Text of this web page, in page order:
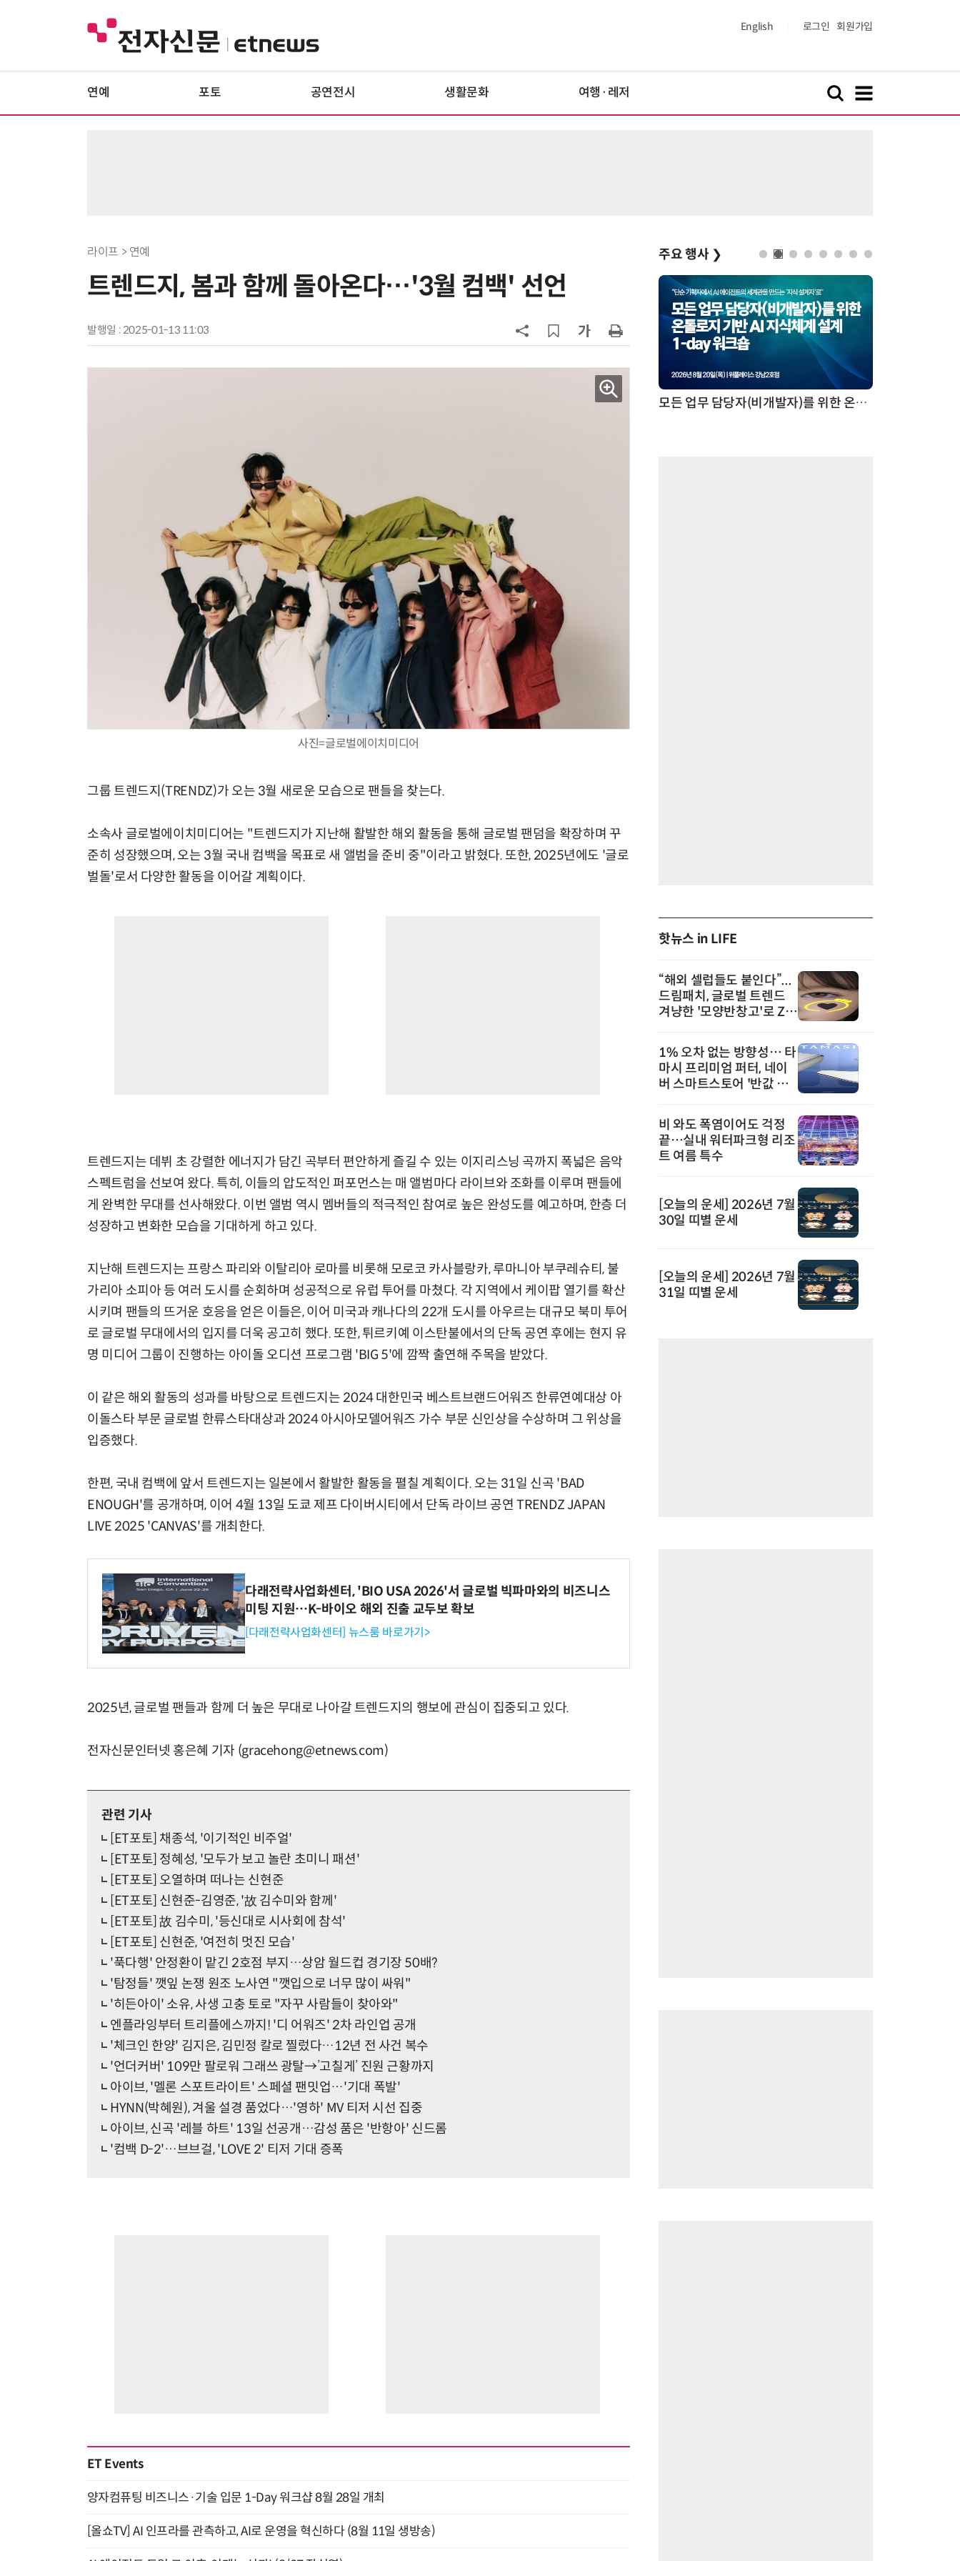
English 로그인 회원가입
연예 포토 공연전시 생활문화 여행·레저
라이프 > 연예
트렌드지, 봄과 함께 돌아온다…'3월 컴백' 선언
발행일 : 2025-01-13 11:03
사진=글로벌에이치미디어
그룹 트렌드지(TRENDZ)가 오는 3월 새로운 모습으로 팬들을 찾는다.
소속사 글로벌에이치미디어는 "트렌드지가 지난해 활발한 해외 활동을 통해 글로벌 팬덤을 확장하며 꾸
준히 성장했으며, 오는 3월 국내 컴백을 목표로 새 앨범을 준비 중"이라고 밝혔다. 또한, 2025년에도 '글로
벌돌'로서 다양한 활동을 이어갈 계획이다.
트렌드지는 데뷔 초 강렬한 에너지가 담긴 곡부터 편안하게 즐길 수 있는 이지리스닝 곡까지 폭넓은 음악
스펙트럼을 선보여 왔다. 특히, 이들의 압도적인 퍼포먼스는 매 앨범마다 라이브와 조화를 이루며 팬들에
게 완벽한 무대를 선사해왔다. 이번 앨범 역시 멤버들의 적극적인 참여로 높은 완성도를 예고하며, 한층 더
성장하고 변화한 모습을 기대하게 하고 있다.
지난해 트렌드지는 프랑스 파리와 이탈리아 로마를 비롯해 모로코 카사블랑카, 루마니아 부쿠레슈티, 불
가리아 소피아 등 여러 도시를 순회하며 성공적으로 유럽 투어를 마쳤다. 각 지역에서 케이팝 열기를 확산
시키며 팬들의 뜨거운 호응을 얻은 이들은, 이어 미국과 캐나다의 22개 도시를 아우르는 대규모 북미 투어
로 글로벌 무대에서의 입지를 더욱 공고히 했다. 또한, 튀르키예 이스탄불에서의 단독 공연 후에는 현지 유
명 미디어 그룹이 진행하는 아이돌 오디션 프로그램 'BIG 5'에 깜짝 출연해 주목을 받았다.
이 같은 해외 활동의 성과를 바탕으로 트렌드지는 2024 대한민국 베스트브랜드어워즈 한류연예대상 아
이돌스타 부문 글로벌 한류스타대상과 2024 아시아모델어워즈 가수 부문 신인상을 수상하며 그 위상을
입증했다.
한편, 국내 컴백에 앞서 트렌드지는 일본에서 활발한 활동을 펼칠 계획이다. 오는 31일 신곡 'BAD
ENOUGH'를 공개하며, 이어 4월 13일 도쿄 제프 다이버시티에서 단독 라이브 공연 TRENDZ JAPAN
LIVE 2025 'CANVAS'를 개최한다.
다래전략사업화센터, 'BIO USA 2026'서 글로벌 빅파마와의 비즈니스
미팅 지원…K-바이오 해외 진출 교두보 확보
[다래전략사업화센터] 뉴스룸 바로가기>
2025년, 글로벌 팬들과 함께 더 높은 무대로 나아갈 트렌드지의 행보에 관심이 집중되고 있다.
전자신문인터넷 홍은혜 기자 (gracehong@etnews.com)
관련 기사
[ET포토] 채종석, '이기적인 비주얼'
[ET포토] 정혜성, '모두가 보고 놀란 초미니 패션'
[ET포토] 오열하며 떠나는 신현준
[ET포토] 신현준-김영준, '故 김수미와 함께'
[ET포토] 故 김수미, '등신대로 시사회에 참석'
[ET포토] 신현준, '여전히 멋진 모습'
'푹다행' 안정환이 맡긴 2호점 부지…상암 월드컵 경기장 50배?
'탐정들' 깻잎 논쟁 원조 노사연 "깻입으로 너무 많이 싸워"
'히든아이' 소유, 사생 고충 토로 "자꾸 사람들이 찾아와"
엔플라잉부터 트리플에스까지! '디 어워즈' 2차 라인업 공개
'체크인 한양' 김지은, 김민정 칼로 찔렀다…12년 전 사건 복수
'언더커버' 109만 팔로워 그래쓰 광탈→’고칠게’ 진원 근황까지
아이브, '멜론 스포트라이트' 스페셜 팬밋업…'기대 폭발'
HYNN(박혜원), 겨울 설경 품었다…'영하' MV 티저 시선 집중
아이브, 신곡 '레블 하트' 13일 선공개…감성 품은 '반항아' 신드롬
'컴백 D-2'…브브걸, 'LOVE 2' 티저 기대 증폭
ET Events
양자컴퓨팅 비즈니스·기술 입문 1-Day 워크샵 8월 28일 개최
[올쇼TV] AI 인프라를 관측하고, AI로 운영을 혁신하다 (8월 11일 생방송)
주요 행사 ❯
모든 업무 담당자(비개발자)를 위한 온톨로지 기반 AI 지식체계 설계 1-day 워크숍
핫뉴스 in LIFE
“해외 셀럽들도 붙인다”...
드림패치, 글로벌 트렌드
겨냥한 '모양반창고'로 Z세
1% 오차 없는 방향성… 타
마시 프리미엄 퍼터, 네이
버 스마트스토어 '반값 할
비 와도 폭염이어도 걱정
끝…실내 워터파크형 리조
트 여름 특수
[오늘의 운세] 2026년 7월
30일 띠별 운세
[오늘의 운세] 2026년 7월
31일 띠별 운세